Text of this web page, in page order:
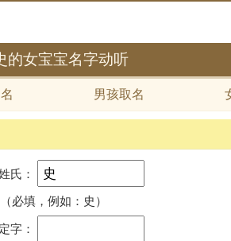
的女宝宝名字动听
男孩取名
氏：
（必填，例如：史）
字：